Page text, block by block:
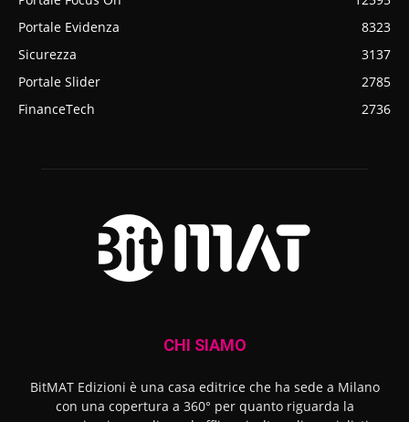
Portale Evidenza
8323
Sicurezza
3137
Portale Slider
2785
FinanceTech
2736
CHI SIAMO
BitMAT Edizioni è una casa editrice che ha sede a Milano
con una copertura a 360° per quanto riguarda la